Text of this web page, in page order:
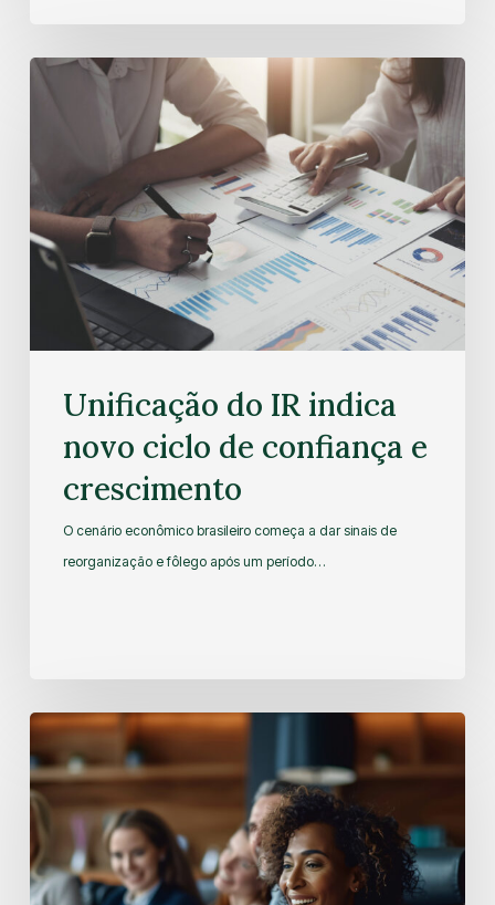
Unificação do IR indica
novo ciclo de confiança e
crescimento
O cenário econômico brasileiro começa a dar sinais de
reorganização e fôlego após um período…